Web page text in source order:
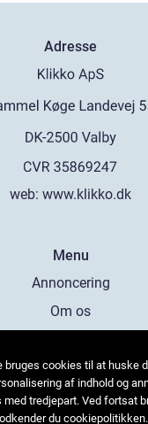
Adresse
web: www.klikko.dk
Menu
Annoncering
Om os
Kontakt os
Sitemap
bruges cookies til at huske
af indhold og
med tredjepart. Ved fortsat
du cookiepolitikken.